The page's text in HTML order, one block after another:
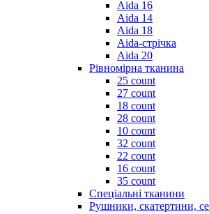
Aida 16
Aida 14
Aida 18
Aida-стрічка
Aida 20
Рівномірна тканина
25 count
27 count
18 count
28 count
10 count
32 count
22 count
16 count
35 count
Спеціальні тканини
Рушники, скатертини,